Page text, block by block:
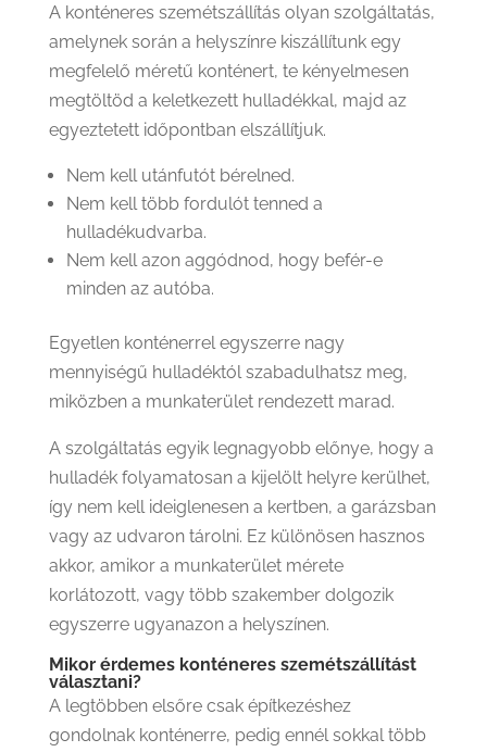
A konténeres szemétszállítás olyan szolgáltatás,
amelynek során a helyszínre kiszállítunk egy
megfelelő méretű konténert, te kényelmesen
megtöltöd a keletkezett hulladékkal, majd az
egyeztetett időpontban elszállítjuk.
Nem kell utánfutót bérelned.
Nem kell több fordulót tenned a
hulladékudvarba.
Nem kell azon aggódnod, hogy befér-e
minden az autóba.
Egyetlen konténerrel egyszerre nagy
mennyiségű hulladéktól szabadulhatsz meg,
miközben a munkaterület rendezett marad.
A szolgáltatás egyik legnagyobb előnye, hogy a
hulladék folyamatosan a kijelölt helyre kerülhet,
így nem kell ideiglenesen a kertben, a garázsban
vagy az udvaron tárolni. Ez különösen hasznos
akkor, amikor a munkaterület mérete
korlátozott, vagy több szakember dolgozik
egyszerre ugyanazon a helyszínen.
Mikor érdemes konténeres szemétszállítást
választani?
A legtöbben elsőre csak építkezéshez
gondolnak konténerre, pedig ennél sokkal több